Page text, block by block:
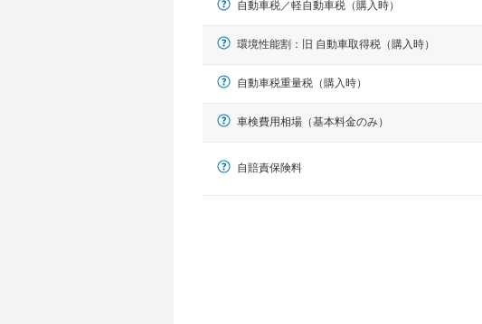
N-BOX、ワゴンR、タント、アルト など
自動車税／軽自動車税（購入時）
環境性能割：旧 自動車取得税（購入時）
自動車税重量税（購入時）
車検費用相場（基本料金のみ）
自賠責保険料